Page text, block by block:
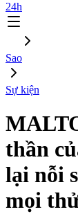
24h
Sao
Sự kiện
thần
lại nỗi
mọi